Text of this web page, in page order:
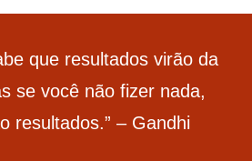
que resultados virão da
se você não fizer nada,
resultados.” – Gandhi